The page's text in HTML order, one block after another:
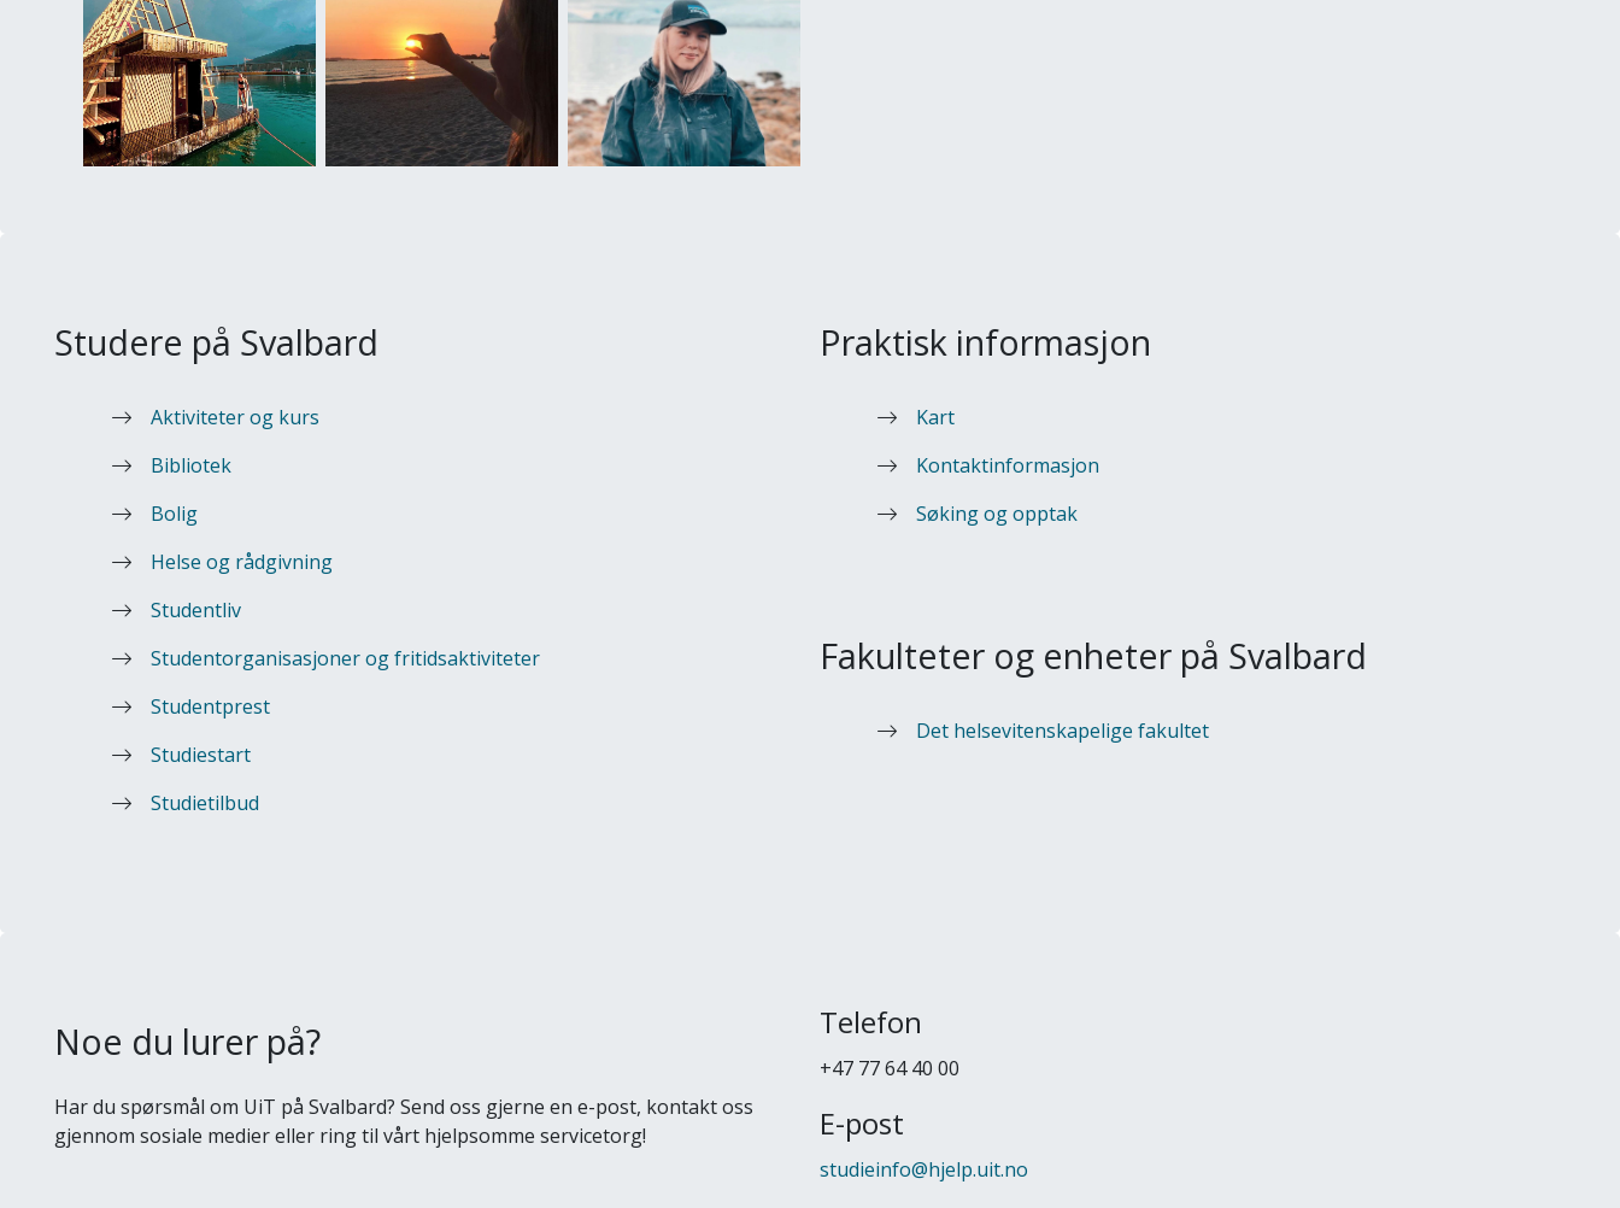
Studere på Svalbard
Aktiviteter og kurs
Bibliotek
Bolig
Helse og rådgivning
Studentliv
Studentorganisasjoner og fritidsaktiviteter
Studentprest
Studiestart
Studietilbud
Praktisk informasjon
Kart
Kontaktinformasjon
Søking og opptak
Fakulteter og enheter på Svalbard
Det helsevitenskapelige fakultet
Noe du lurer på?
Har du spørsmål om UiT på Svalbard? Send oss gjerne en e-post, kontakt oss
gjennom sosiale medier eller ring til vårt hjelpsomme servicetorg!
Telefon
+47 77 64 40 00
E-post
studieinfo@hjelp.uit.no